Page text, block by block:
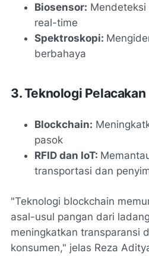
Biosensor: Mendeteksi
real-time
Spektroskopi:
berbahaya
3. Teknologi Pelacakan
Blockchain:
pasok
RFID dan IoT:
transportasi dan
"Teknologi blockchain
asal-usul pangan dari
meningkatkan transparansi
konsumen," jelas Reza